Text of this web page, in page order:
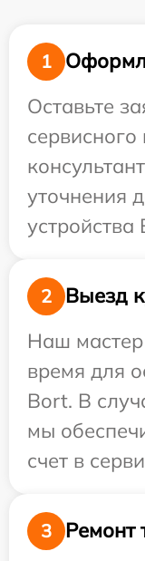
1
Оставьте
уточнения
устройства
2
Выезд
Наш
время для
Bort. В
мы
счет в
3
Ремонт